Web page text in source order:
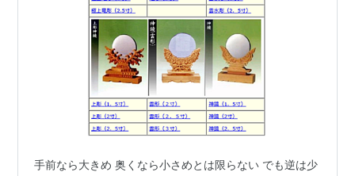
手前なら大きめ 奥くなら小さめとは限らない でも逆は少